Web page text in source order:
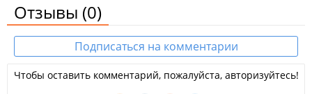
Отзывы (0)
Подписаться на комментарии
Чтобы оставить комментарий, пожалуйста, авторизуйтесь!